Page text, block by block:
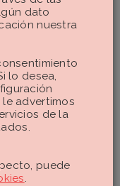
real:
dato
nuestra
lo desea,
advertimos
de la
puede